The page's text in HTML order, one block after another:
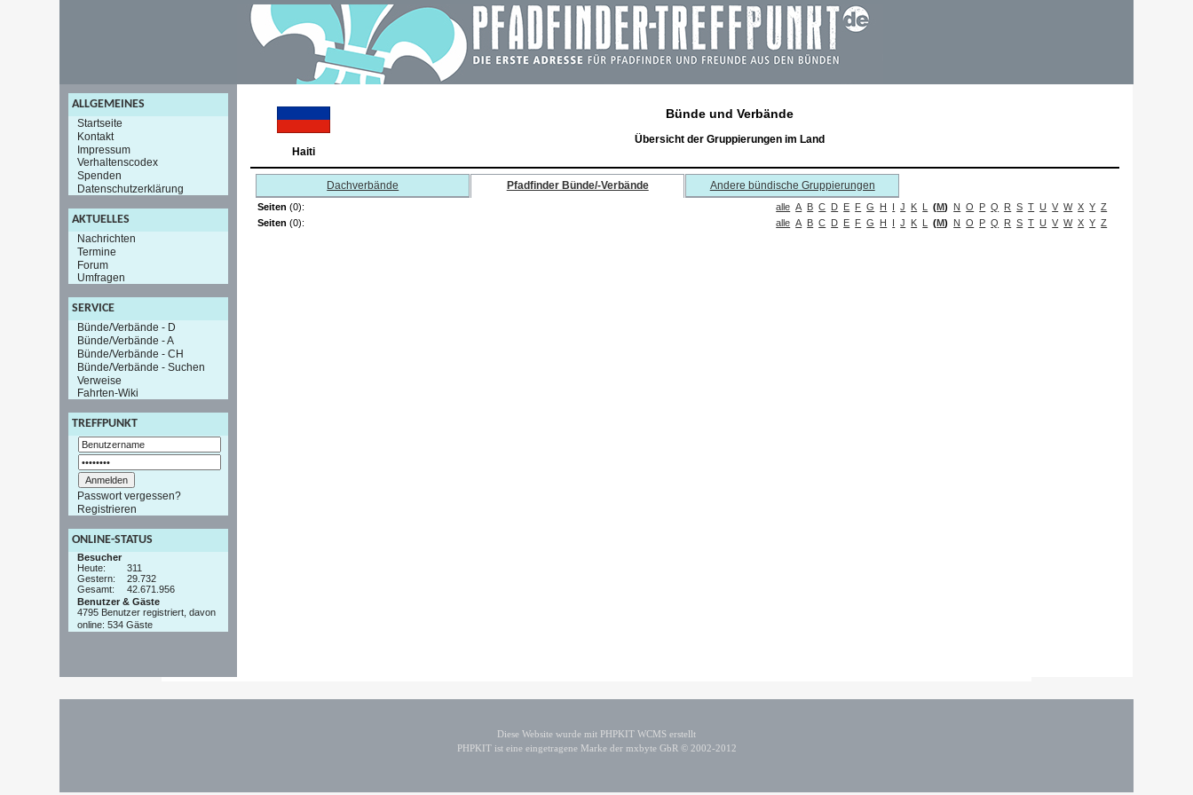
ALLGEMEINES
Startseite
Kontakt
Impressum
Verhaltenscodex
Spenden
Datenschutzerklärung
AKTUELLES
Nachrichten
Termine
Forum
Umfragen
SERVICE
Bünde/Verbände - D
Bünde/Verbände - A
Bünde/Verbände - CH
Bünde/Verbände - Suchen
Verweise
Fahrten-Wiki
TREFFPUNKT
Passwort vergessen?
Registrieren
ONLINE-STATUS
Besucher
Heute:
311
Gestern:
29.732
Gesamt:
42.671.956
Benutzer & Gäste
4795 Benutzer registriert, davon
online: 534 Gäste
Haiti
Bünde und Verbände
Übersicht der Gruppierungen im Land
Dachverbände Pfadfinder Bünde/-Verbände Andere bündische Gruppierungen
Seiten (0): alle A B C D E F G H I J K L (M) N O P Q R S T U V W X Y Z
Seiten (0): alle A B C D E F G H I J K L (M) N O P Q R S T U V W X Y Z
Diese Website wurde mit PHPKIT WCMS erstellt
PHPKIT ist eine eingetragene Marke der mxbyte GbR © 2002-2012